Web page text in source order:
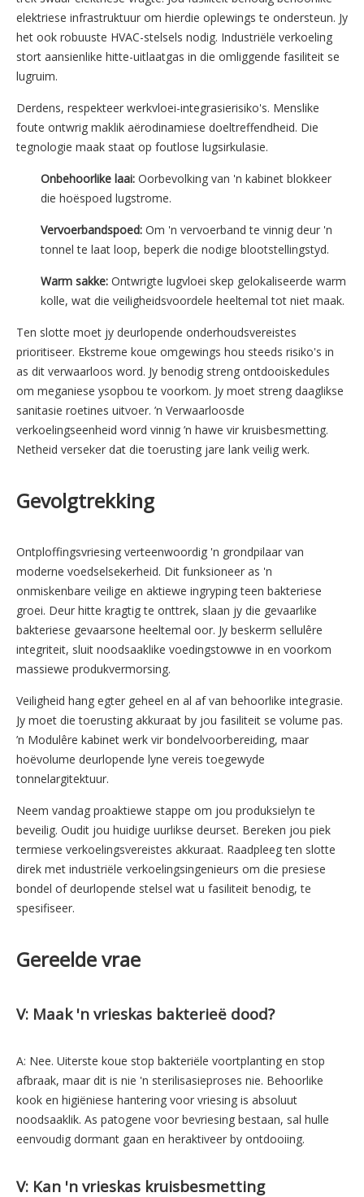
elektriese infrastruktuur om hierdie oplewings te ondersteun. Jy
het ook robuuste HVAC-stelsels nodig. Industriële verkoeling
stort aansienlike hitte-uitlaatgas in die omliggende fasiliteit se
lugruim.
Derdens, respekteer werkvloei-integrasierisiko's. Menslike
foute ontwrig maklik aërodinamiese doeltreffendheid. Die
tegnologie maak staat op foutlose lugsirkulasie.
Onbehoorlike laai: Oorbevolking van 'n kabinet blokkeer
die hoëspoed lugstrome.
Vervoerbandspoed: Om 'n vervoerband te vinnig deur 'n
tonnel te laat loop, beperk die nodige blootstellingstyd.
Warm sakke: Ontwrigte lugvloei skep gelokaliseerde warm
kolle, wat die veiligheidsvoordele heeltemal tot niet maak.
Ten slotte moet jy deurlopende onderhoudsvereistes
prioritiseer. Ekstreme koue omgewings hou steeds risiko's in
as dit verwaarloos word. Jy benodig streng ontdooiskedules
om meganiese ysopbou te voorkom. Jy moet streng daaglikse
sanitasie roetines uitvoer. ’n Verwaarloosde
verkoelingseenheid word vinnig ’n hawe vir kruisbesmetting.
Netheid verseker dat die toerusting jare lank veilig werk.
Gevolgtrekking
Ontploffingsvriesing verteenwoordig 'n grondpilaar van
moderne voedselsekerheid. Dit funksioneer as 'n
onmiskenbare veilige en aktiewe ingryping teen bakteriese
groei. Deur hitte kragtig te onttrek, slaan jy die gevaarlike
bakteriese gevaarsone heeltemal oor. Jy beskerm sellulêre
integriteit, sluit noodsaaklike voedingstowwe in en voorkom
massiewe produkvermorsing.
Veiligheid hang egter geheel en al af van behoorlike integrasie.
Jy moet die toerusting akkuraat by jou fasiliteit se volume pas.
’n Modulêre kabinet werk vir bondelvoorbereiding, maar
hoëvolume deurlopende lyne vereis toegewyde
tonnelargitektuur.
Neem vandag proaktiewe stappe om jou produksielyn te
beveilig. Oudit jou huidige uurlikse deurset. Bereken jou piek
termiese verkoelingsvereistes akkuraat. Raadpleeg ten slotte
direk met industriële verkoelingsingenieurs om die presiese
bondel of deurlopende stelsel wat u fasiliteit benodig, te
spesifiseer.
Gereelde vrae
V: Maak 'n vrieskas bakterieë dood?
A: Nee. Uiterste koue stop bakteriële voortplanting en stop
afbraak, maar dit is nie 'n sterilisasieproses nie. Behoorlike
kook en higiëniese hantering voor vriesing is absoluut
noodsaaklik. As patogene voor bevriesing bestaan, sal hulle
eenvoudig dormant gaan en heraktiveer by ontdooiing.
V: Kan 'n vrieskas kruisbesmetting